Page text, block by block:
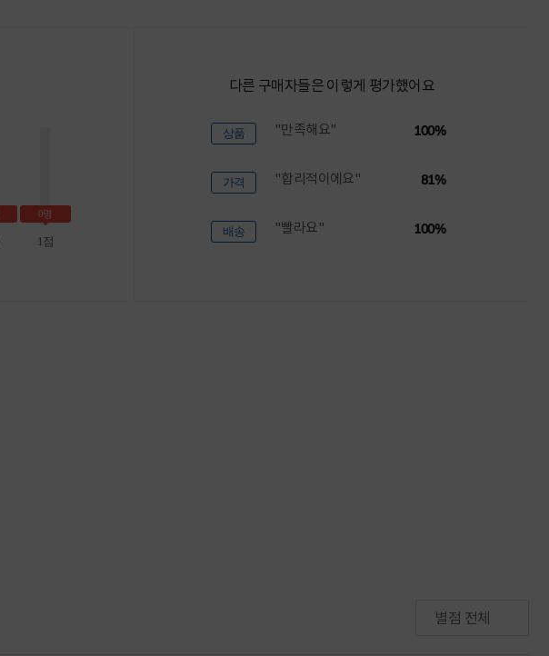
0명
1점
다른 구매자들은 이렇게 평가했어요
상품 "만족해요" 100%
가격 "합리적이에요" 81%
배송 "빨라요" 100%
별점 전체